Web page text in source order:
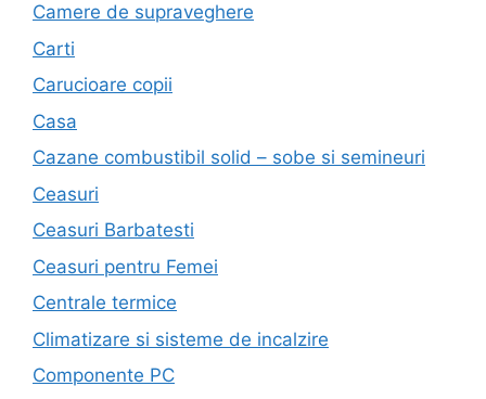
Camere de supraveghere
Carti
Carucioare copii
Casa
Cazane combustibil solid – sobe si semineuri
Ceasuri
Ceasuri Barbatesti
Ceasuri pentru Femei
Centrale termice
Climatizare si sisteme de incalzire
Componente PC